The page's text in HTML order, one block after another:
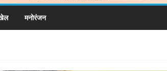
मनोरंजन